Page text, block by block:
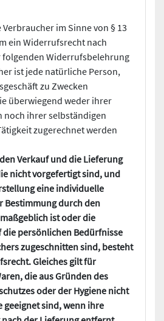
Verbraucher im Sinne von § 13
ein Widerrufsrecht nach
folgenden Widerrufsbelehrung
ist jede natürliche Person,
zu Zwecken
überwiegend weder ihrer
noch ihrer selbständigen
zugerechnet werden
Verkauf und die Lieferung
nicht vorgefertigt sind, und
eine individuelle
Bestimmung durch den
ist oder die
persönlichen Bedürfnisse
zugeschnitten sind, besteht
Gleiches gilt für
die aus Gründen des
oder der Hygiene nicht
geeignet sind, wenn ihre